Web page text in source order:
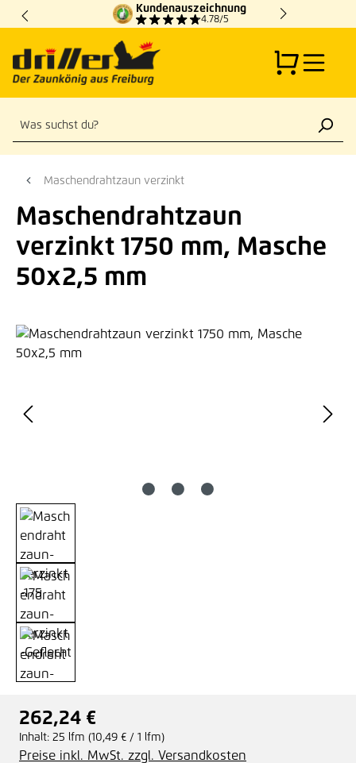
Zum Hauptinhalt springen
Kundenauszeichnung
4.78/5
Maschendrahtzaun verzinkt
Maschendrahtzaun
verzinkt 1750 mm, Masche
50x2,5 mm
Bildergalerie überspringen
Regulärer Preis:
262,24 €
Inhalt: 25 lfm (10,49 € / 1 lfm)
Preise inkl. MwSt. zzgl. Versandkosten